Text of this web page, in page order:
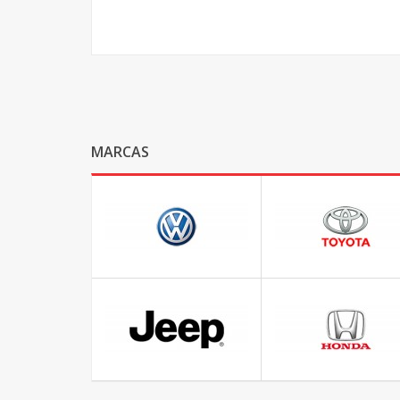
MARCAS